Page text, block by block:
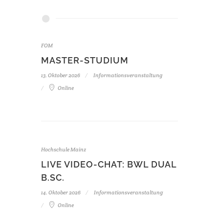
FOM
MASTER-STUDIUM
13. Oktober 2026
Informationsveranstaltung
Online
Hochschule Mainz
LIVE VIDEO-CHAT: BWL DUAL
B.SC.
14. Oktober 2026
Informationsveranstaltung
Online